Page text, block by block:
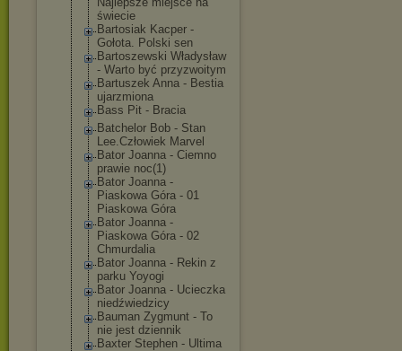
świecie
Bartosiak Kacper -
Gołota. Polski sen
Bartoszewski Władysław
- Warto być przyzwoitym
Bartuszek Anna - Bestia
ujarzmiona
Bass Pit - Bracia
Batchelor Bob - Stan
Lee.Człowiek Marvel
Bator Joanna - Ciemno
prawie noc(1)
Bator Joanna -
Piaskowa Góra - 01
Piaskowa Góra
Bator Joanna -
Piaskowa Góra - 02
Chmurdalia
Bator Joanna - Rekin z
parku Yoyogi
Bator Joanna - Ucieczka
niedźwiedzicy
Bauman Zygmunt - To
nie jest dziennik
Baxter Stephen - Ultima